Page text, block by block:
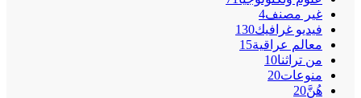
غير مصنف4
فيديو غرافيك130
معالم عراقية15
من تراثنا10
منوعات20
هُنَّ20